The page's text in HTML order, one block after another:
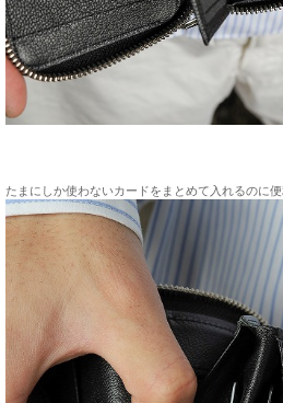
たまにしか使わないカードをまとめて入れるのに